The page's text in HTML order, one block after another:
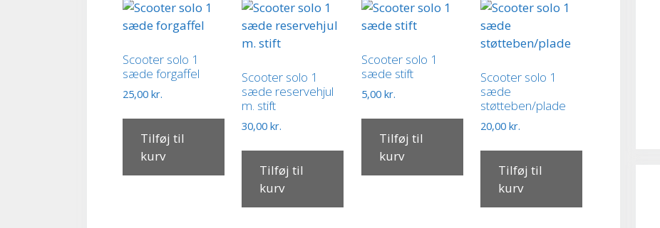
Scooter solo 1
sæde forgaffel
25,00 kr.
Tilføj til
kurv
Scooter solo 1
sæde reservehjul
m. stift
30,00kr.
Tilføj til
kurv
Scooter solo 1
sæde stift
5,00 kr.
Tilføj til
kurv
Scooter solo 1
sæde
støtteben/plade
20,00kr.
Tilføj til
kurv